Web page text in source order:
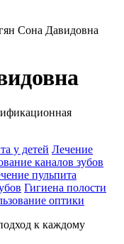
Сона Давидовна
у детей Лечение
каналов зубов
пульпита
Гигиена полости
оптики
к каждому